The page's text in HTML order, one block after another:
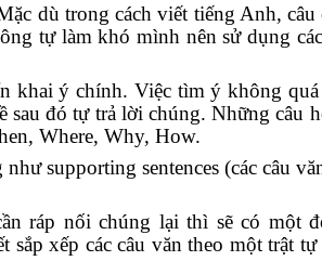
dù trong cách viết tiếng Anh, câu
tự làm khó mình nên sử dụng
khai ý chính. Việc tìm ý không
sau đó tự trả lời chúng. Những câu
Where, Why, How.
supporting sentences (các câu
ráp nối chúng lại thì sẽ có một
xếp các câu văn theo một trật